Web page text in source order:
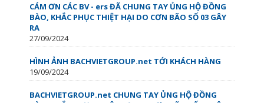
CÁM ƠN CÁC BV - ers ĐÃ CHUNG TAY ỦNG HỘ ĐỒNG
BÀO, KHẮC PHỤC THIỆT HẠI DO CƠN BÃO SỐ 03 GÂY
RA
27/09/2024
HÌNH ẢNH BACHVIETGROUP.net TỚI KHÁCH HÀNG
19/09/2024
BACHVIETGROUP.net CHUNG TAY ỦNG HỘ ĐỒNG